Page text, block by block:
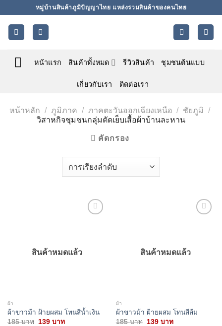
เนื้อหา
หมู่บ้านสินค้าภูมิปัญญาไทย แหล่งรวมสินค้าของคนไทย
หน้าแรก สินค้าทั้งหมด รีวิวสินค้า ชุมชนต้นแบบ
เกี่ยวกับเรา ติดต่อเรา
หน้าหลัก / ภูมิภาค / ภาคตะวันออกเฉียงเหนือ / ชัยภูมิ /
วิสาหกิจชุมชนกลุ่มตัดเย็บเสื้อผ้าบ้านละหาน
คัดกรอง
สินค้าหมดแล้ว
ผ้า
ผ้าขาวม้า ฝ้ายผสม โทนสีน้ำเงิน
185บาท
Original
139 บาทCurrent
สินค้าหมดแล้ว
ผ้า
ผ้าขาวม้า ฝ้ายผสม โทนสีส้ม
185บาท
Original
139 บาทCurrent